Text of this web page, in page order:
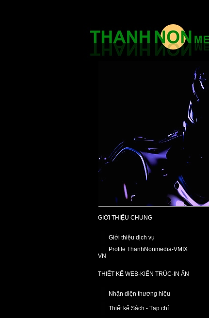
GIỚI THIỆU CHUNG
Giới thiệu dịch vụ
Profile ThanhNonmedia-VMIX
VN
THIẾT KẾ WEB-KIẾN TRÚC-IN ẤN
Nhận diện thương hiệu
Thiết kế Sách - Tạp chí